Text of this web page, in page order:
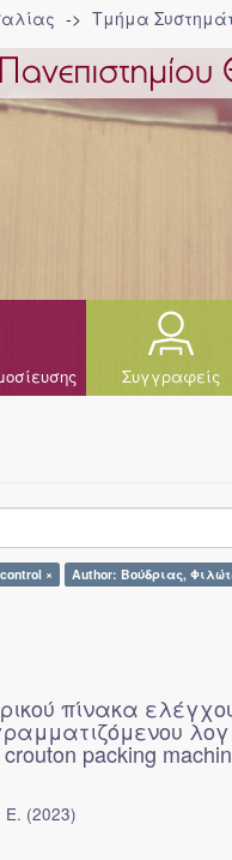
Τμήμα
Συγγραφείς
× Author: Βούδριας,
πίνακα
packing
Ε. (2023)